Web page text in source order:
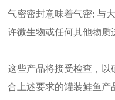
气密密封意味着气密; 与
许微生物或任何其他物质
这些产品将接受检查，
合上述要求的罐装鲑鱼产